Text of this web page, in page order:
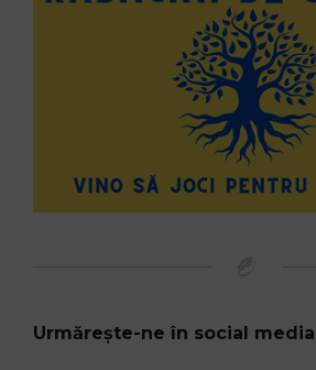
Urmărește-ne în social media